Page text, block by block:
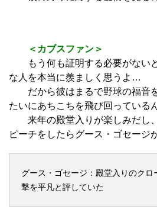
＜カブスファン＞
もう何も証明する必要がない
な人を本当に羨ましく思うよ…
だから彼はまるで野球の福音
たいにあちこちを飛び回っている
来年の殿堂入りが楽しみだし
ピーチをしたらグース・ゴセージ
グース・ゴセージ：殿堂入りのク
撃を平凡と評していた